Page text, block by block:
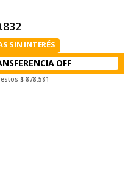
SIN INTERÉS
$ 878.581